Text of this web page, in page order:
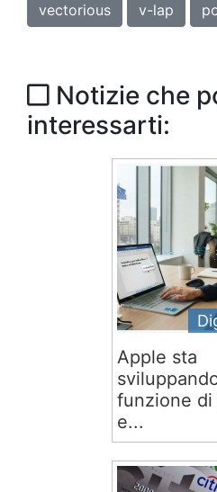
vectorious v-lap
Notizie che
interessarti:
Apple sta
funzione di
e...